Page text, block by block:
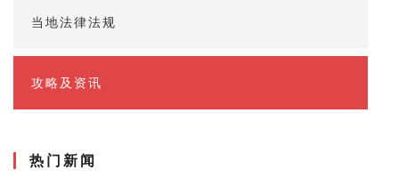
当地法律法规
攻略及资讯
热门新闻